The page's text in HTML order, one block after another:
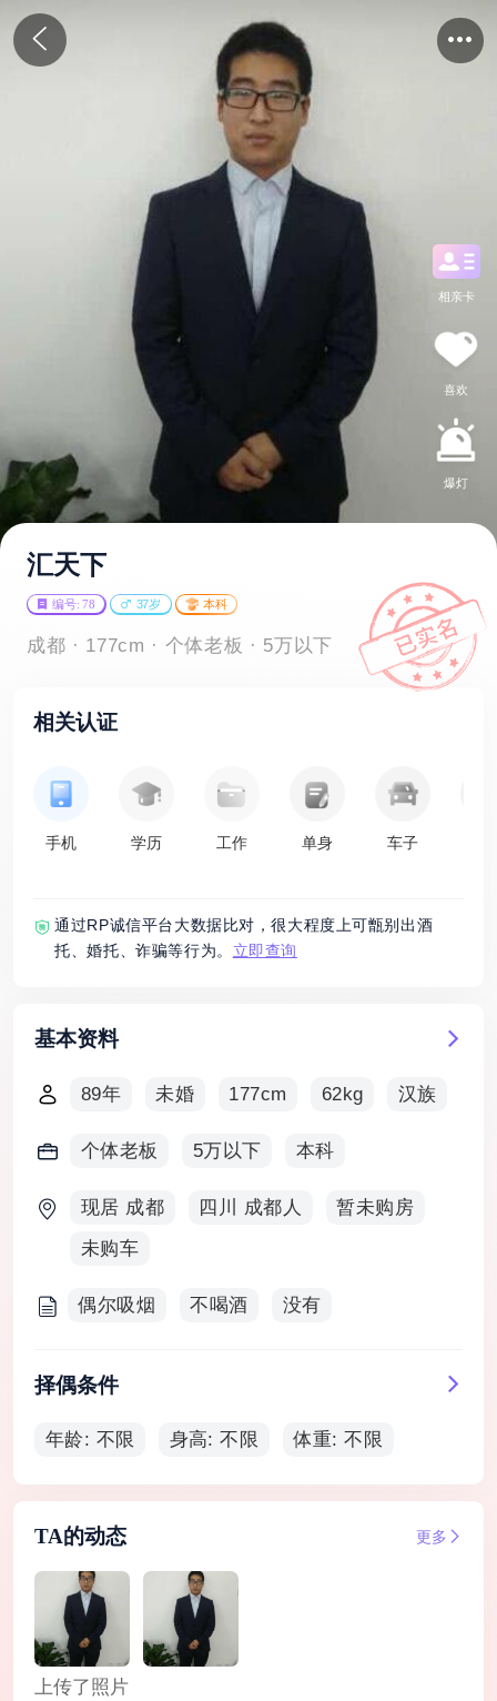
相亲卡
喜欢
爆灯
汇天下
编号: 78 37岁 本科
成都 · 177cm · 个体老板 · 5万以下
相关认证
手机 学历 工作 单身 车子
通过RP诚信平台大数据比对，很大程度上可甑别出酒
托、婚托、诈骗等行为。 立即查询
基本资料
89年 未婚 177cm 62kg 汉族
个体老板 5万以下 本科
现居 成都 四川 成都人
暂未购房
未购车
偶尔吸烟 不喝酒 没有
择偶条件
年龄: 不限 身高: 不限 体重: 不限
TA的动态 更多
上传了照片